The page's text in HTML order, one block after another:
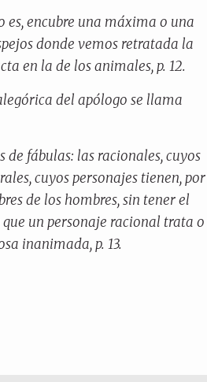
es, encubre una máxima o una
donde vemos retratada la
en la de los animales, p. 12.
del apólogo se llama
de fábulas: las racionales, cuyos
cuyos personajes tienen, por
de los hombres, sin tener el
un personaje racional trata o
inanimada, p. 13.